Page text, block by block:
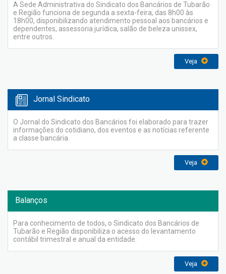
A Sede Administrativa do Sindicato dos Bancários de Tubarão
e Região funciona de segunda a sexta-feira, das 8h00 às
18h00, disponibilizando atendimento pessoal aos bancários e
dependentes, assessoria jurídica, salão de beleza unissex,
entre outros.
Veja
Jornal Sindicato
O Jornal do Sindicato dos Bancários foi elaborado para trazer
informações do cotidiano, dos eventos e as notícias referente
a classe bancária.
Veja
Balanços
Para conhecimento de todos, o Sindicato dos Bancários de
Tubarão e Região disponibiliza o acesso do levantamento
contábil trimestral e anual da entidade.
Veja